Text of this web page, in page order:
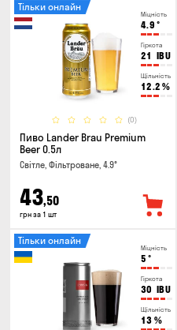
Міцність
4.9 °
Гіркота
21 IBU
Щільність
12.2 %
(0)
Тільки онлайн
Пиво Lander Brau Premium
Beer 0.5л
Світле, Фільтроване, 4.9°
43,50
грн за 1 шт
Міцність
5 °
Гіркота
30 IBU
Щільність
13 %
Тільки онлайн